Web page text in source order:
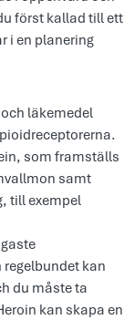
först kallad till ett
i en planering
läkemedel
som framställs
samt
till exempel
kan
du måste ta
kan skapa en